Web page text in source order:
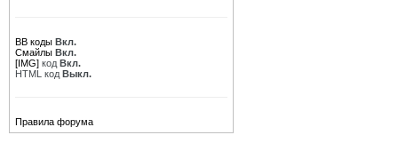
BB коды Вкл.
Смайлы Вкл.
[IMG] код Вкл.
HTML код Выкл.
Правила форума